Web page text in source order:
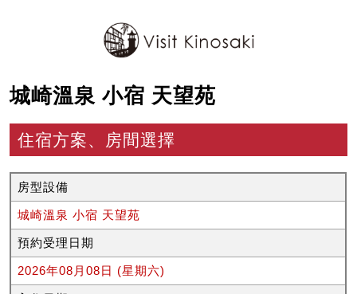
城崎溫泉 小宿 天望苑
住宿方案、房間選擇
房型設備
城崎溫泉 小宿 天望苑
預約受理日期
2026年08月08日 (星期六)